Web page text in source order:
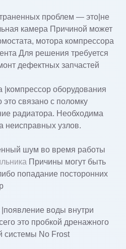
проблем — это|не
камера Причиной может
мотора компрессора
Для решения требуется
дефектных запчастей
|компрессор оборудования
связано с поломку
радиатора. Необходима
неисправных узлов.
шум во время работы
Причины могут быть
попадание посторонних
воды внутри
это пробкой дренажного
системы No Frost